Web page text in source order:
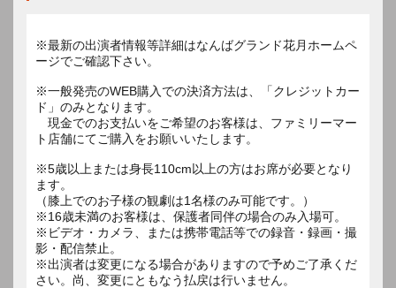
※最新の出演者情報等詳細はなんばグランド花月ホームペ
ージでご確認下さい。
※一般発売のWEB購入での決済方法は、「クレジットカー
ド」のみとなります。
現金でのお支払いをご希望のお客様は、ファミリーマー
ト店舗にてご購入をお願いいたします。
※5歳以上または身長110cm以上の方はお席が必要となり
ます。
（膝上でのお子様の観劇は1名様のみ可能です。）
※16歳未満のお客様は、保護者同伴の場合のみ入場可。
※ビデオ・カメラ、または携帯電話等での録音・録画・撮
影・配信禁止。
※出演者は変更になる場合がありますので予めご了承くだ
さい。尚、変更にともなう払戻は行いません。